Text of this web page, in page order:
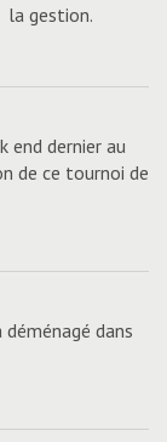
la gestion.
end dernier au
de ce tournoi de
dans